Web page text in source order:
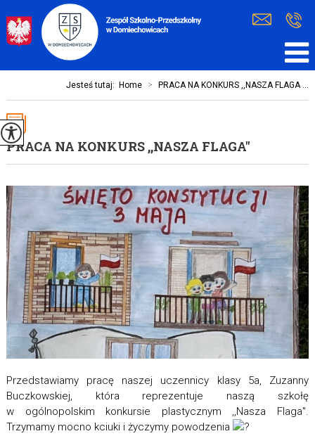
Jesteś tutaj: Home > PRACA NA KONKURS ,,NASZA FLAGA ...
PRACA NA KONKURS ,,NASZA FLAGA''
Przedstawiamy pracę naszej uczennicy klasy 5a, Zuzanny
Buczkowskiej, która reprezentuje naszą szkołę
w ogólnopolskim konkursie plastycznym ,,Nasza Flaga".
Trzymamy mocno kciuki i życzymy powodzenia